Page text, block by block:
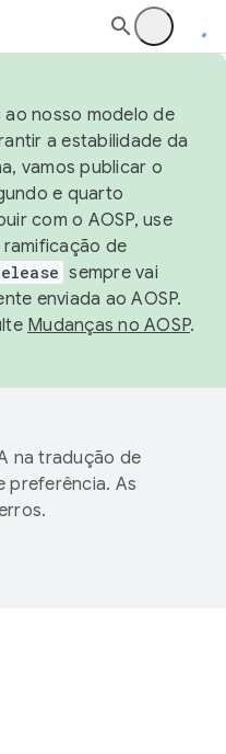
ao nosso modelo de
a estabilidade da
vamos publicar o
e quarto
com o AOSP, use
ramificação de
sempre vai
enviada ao AOSP.
Mudanças no AOSP.
na tradução de
preferência. As